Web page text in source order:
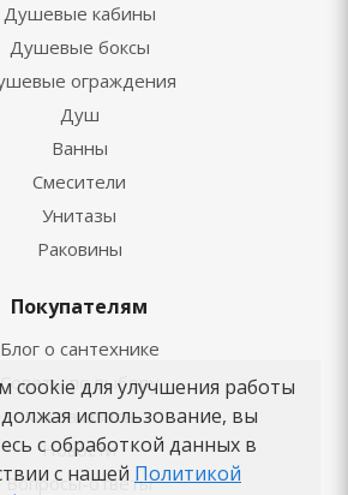
Душевые кабины
Душевые боксы
ограждения
Душ
Ванны
Смесители
Унитазы
Раковины
Покупателям
Блог о сантехнике
Советы по выбору
Как заказать
Новости
Вопросы-ответы
cookie для улучшения работы
использование, вы
с обработкой данных в
с нашей Политикой